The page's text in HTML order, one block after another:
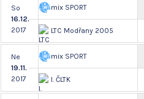
So
16.12.
2017
mix SPORT
LTC Modřany 2005
Ne
19.11.
2017
mix SPORT
I. ČLTK